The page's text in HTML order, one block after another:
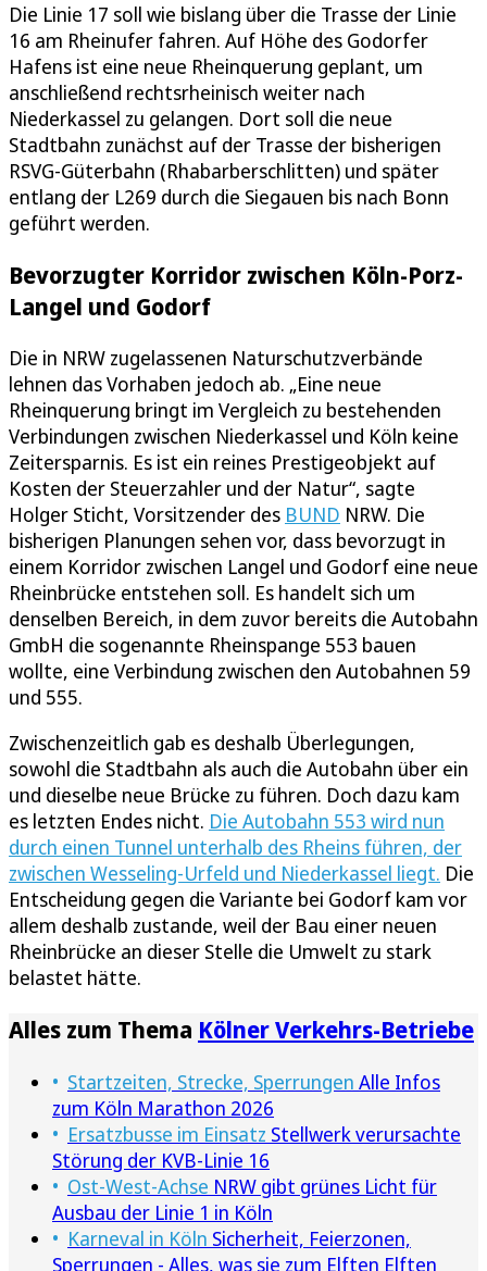
Die Linie 17 soll wie bislang über die Trasse der Linie
16 am Rheinufer fahren. Auf Höhe des Godorfer
Hafens ist eine neue Rheinquerung geplant, um
anschließend rechtsrheinisch weiter nach
Niederkassel zu gelangen. Dort soll die neue
Stadtbahn zunächst auf der Trasse der bisherigen
RSVG-Güterbahn (Rhabarberschlitten) und später
entlang der L269 durch die Siegauen bis nach Bonn
geführt werden.
Bevorzugter Korridor zwischen Köln-Porz-
Langel und Godorf
Die in NRW zugelassenen Naturschutzverbände
lehnen das Vorhaben jedoch ab. „Eine neue
Rheinquerung bringt im Vergleich zu bestehenden
Verbindungen zwischen Niederkassel und Köln keine
Zeitersparnis. Es ist ein reines Prestigeobjekt auf
Kosten der Steuerzahler und der Natur“, sagte
Holger Sticht, Vorsitzender des BUND NRW. Die
bisherigen Planungen sehen vor, dass bevorzugt in
einem Korridor zwischen Langel und Godorf eine neue
Rheinbrücke entstehen soll. Es handelt sich um
denselben Bereich, in dem zuvor bereits die Autobahn
GmbH die sogenannte Rheinspange 553 bauen
wollte, eine Verbindung zwischen den Autobahnen 59
und 555.
Zwischenzeitlich gab es deshalb Überlegungen,
sowohl die Stadtbahn als auch die Autobahn über ein
und dieselbe neue Brücke zu führen. Doch dazu kam
es letzten Endes nicht. Die Autobahn 553 wird nun
durch einen Tunnel unterhalb des Rheins führen, der
zwischen Wesseling-Urfeld und Niederkassel liegt. Die
Entscheidung gegen die Variante bei Godorf kam vor
allem deshalb zustande, weil der Bau einer neuen
Rheinbrücke an dieser Stelle die Umwelt zu stark
belastet hätte.
Alles zum Thema Kölner Verkehrs-Betriebe
Startzeiten, Strecke, Sperrungen Alle Infos
zum Köln Marathon 2026
Ersatzbusse im Einsatz Stellwerk verursachte
Störung der KVB-Linie 16
Ost-West-Achse NRW gibt grünes Licht für
Ausbau der Linie 1 in Köln
Karneval in Köln Sicherheit, Feierzonen,
Sperrungen - Alles, was sie zum Elften Elften